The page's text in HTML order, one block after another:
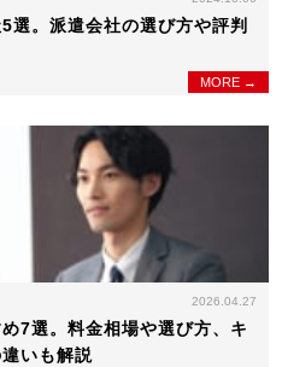
選。派遣会社の選び方や評判
MORE →
2026.04.27
7選。料金相場や選び方、キ
いも解説